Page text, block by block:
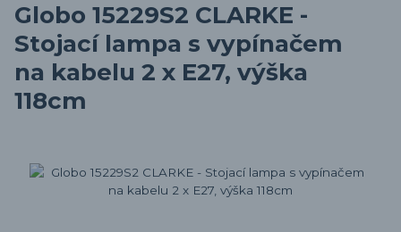
Globo 15229S2 CLARKE -
Stojací lampa s vypínačem
na kabelu 2 x E27, výška
118cm